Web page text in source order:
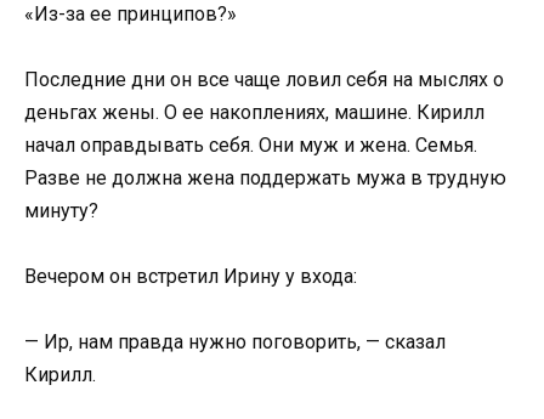
«Из-за ее принципов?»
Последние дни он все чаще ловил себя на мыслях о
деньгах жены. О ее накоплениях, машине. Кирилл
начал оправдывать себя. Они муж и жена. Семья.
Разве не должна жена поддержать мужа в трудную
минуту?
Вечером он встретил Ирину у входа:
— Ир, нам правда нужно поговорить, — сказал
Кирилл.